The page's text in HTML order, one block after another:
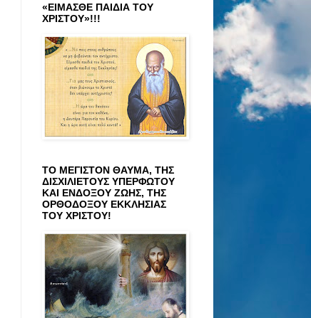
«ΕΙΜΑΣΘΕ ΠΑΙΔΙΑ ΤΟΥ
ΧΡΙΣΤΟΥ»!!!
ΤΟ ΜΕΓΙΣΤΟΝ ΘΑΥΜΑ, ΤΗΣ
ΔΙΣΧΙΛΙΕΤΟΥΣ ΥΠΕΡΦΩΤΟΥ
ΚΑΙ ΕΝΔΟΞΟΥ ΖΩΗΣ, ΤΗΣ
ΟΡΘΟΔΟΞΟΥ ΕΚΚΛΗΣΙΑΣ
ΤΟΥ ΧΡΙΣΤΟΥ!